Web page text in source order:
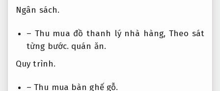
Ngân sách.
– Thu mua đồ thanh lý nhà hàng, Theo sát
từng bước. quán ăn.
Quy trình.
– Thu mua bàn ghế gỗ.